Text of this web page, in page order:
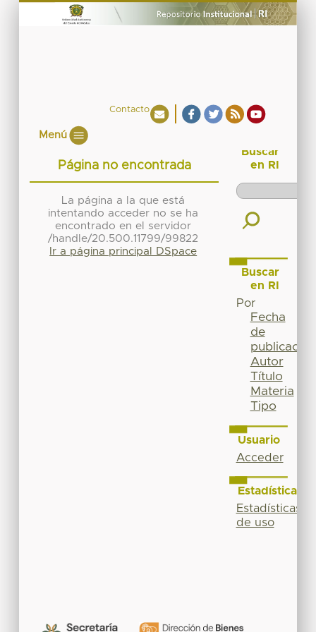
Contacto
Menú
Página no encontrada
La página a la que está
intentando acceder no se ha
encontrado en el servidor
/handle/20.500.11799/99822
Ir a página principal DSpace
Buscar
en RI
Buscar
en RI
Por
Fecha
de
publicación
Autor
Título
Materia
Tipo
Usuario
Acceder
Estadísticas
Estadísticas
de uso